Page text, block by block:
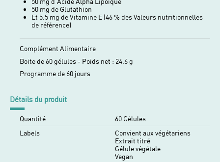
50 mg de Glutathion
Et 5.5 mg de Vitamine E (46 % des Valeurs nutritionnelles
de référence)
Complément Alimentaire
Boite de 60 gélules - Poids net : 24.6 g
Programme de 60 jours
Détails du produit
Quantité
60 Gélules
Labels
Convient aux végétariens
Extrait titré
Gélule végétale
Vegan